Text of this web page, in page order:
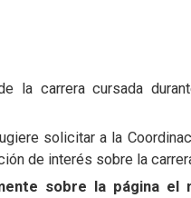
la carrera cursada
solicitar a la
de interés sobre la
sobre la página el